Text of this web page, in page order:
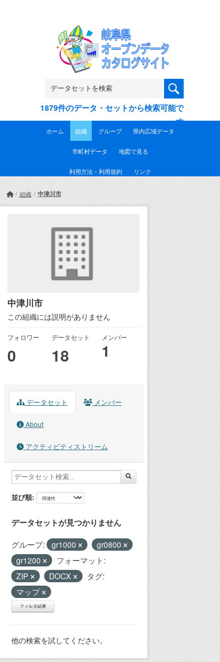
1879件のデータ・セットから検索可能で
す
ホーム 組織 グループ 県内広域データ
市町村データ 地図で見る
利用方法・利用規約 リンク
組織 中津川市
中津川市
この組織には説明がありません
フォロワー
0
データセット
18
メンバー
1
データセット メンバー
About
アクティビティストリーム
並び順
データセットが見つかりません
グループ: gr1000
gr0800
gr1200
フォーマット:
ZIP
DOCX
タグ:
マップ
フィルタ結果
他の検索を試してください。